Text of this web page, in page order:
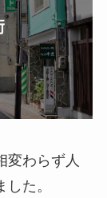
変わらず人
た。